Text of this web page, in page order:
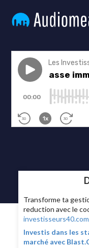
Transforme ta
reduction avec le
Investis dans les
marché avec